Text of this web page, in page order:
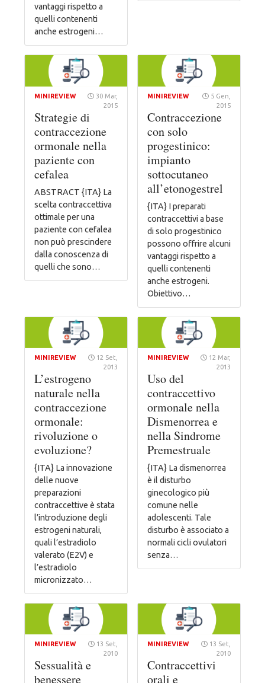
vantaggi rispetto a
quelli contenenti
anche estrogeni…
MINIREVIEW
30 Mar,
2015
Strategie di
contraccezione
ormonale nella
paziente con
cefalea
ABSTRACT {ITA} La
scelta contraccettiva
ottimale per una
paziente con cefalea
non può prescindere
dalla conoscenza di
quelli che sono…
MINIREVIEW
5 Gen,
2015
Contraccezione
con solo
progestinico:
impianto
sottocutaneo
all’etonogestrel
{ITA} I preparati
contraccettivi a base
di solo progestinico
possono offrire alcuni
vantaggi rispetto a
quelli contenenti
anche estrogeni.
Obiettivo…
MINIREVIEW
12 Set,
2013
L’estrogeno
naturale nella
contraccezione
ormonale:
rivoluzione o
evoluzione?
{ITA} La innovazione
delle nuove
preparazioni
contraccettive è stata
l’introduzione degli
estrogeni naturali,
quali l’estradiolo
valerato (E2V) e
l’estradiolo
micronizzato…
MINIREVIEW
12 Mar,
2013
Uso del
contraccettivo
ormonale nella
Dismenorrea e
nella Sindrome
Premestruale
{ITA} La dismenorrea
è il disturbo
ginecologico più
comune nelle
adolescenti. Tale
disturbo è associato a
normali cicli ovulatori
senza…
MINIREVIEW
13 Set,
2010
Sessualità e
benessere
MINIREVIEW
13 Set,
2010
Contraccettivi
orali e